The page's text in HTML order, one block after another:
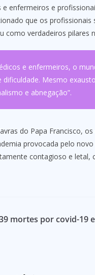
e enfermeiros e
que os
como verdadeiros pilares
e enfermeiros, o
dificuldade. Mesmo
e abnegação”.
do Papa Francisco,
provocada pelo
contagioso e letal,
mortes por covid-19